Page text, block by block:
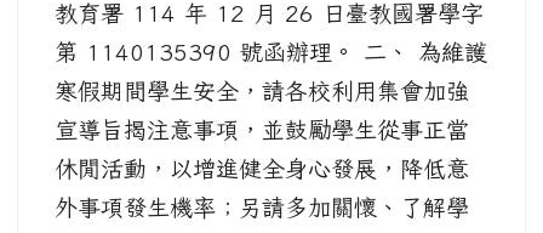
教育署 114 年 12 月 26 日臺教國署學字
第 1140135390 號函辦理。 二、 為維護
寒假期間學生安全，請各校利用集會加強
宣導旨揭注意事項，並鼓勵學生從事正當
休閒活動，以增進健全身心發展，降低意
外事項發生機率；另請多加關懷、了解學